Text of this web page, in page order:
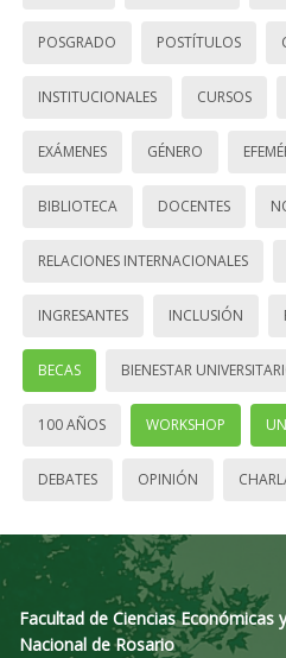
POSGRADO POSTÍTULOS
INSTITUCIONALES CURSOS
EXÁMENES GÉNERO
BIBLIOTECA DOCENTES
RELACIONES INTERNACIONALES
INGRESANTES INCLUSIÓN
BECAS BIENESTAR
100 AÑOS WORKSHOP
DEBATES OPINIÓN
Facultad de Ciencias Económicas
Nacional de Rosario